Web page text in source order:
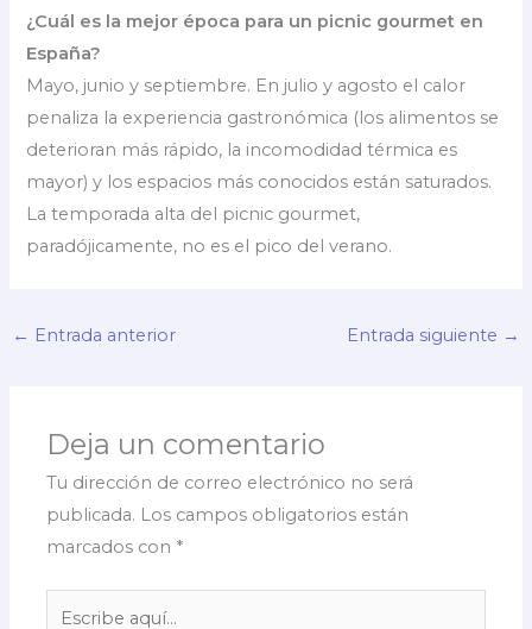
¿Cuál es la mejor época para un picnic gourmet en
España?
Mayo, junio y septiembre. En julio y agosto el calor
penaliza la experiencia gastronómica (los alimentos se
deterioran más rápido, la incomodidad térmica es
mayor) y los espacios más conocidos están saturados.
La temporada alta del picnic gourmet,
paradójicamente, no es el pico del verano.
← Entrada anterior Entrada siguiente →
Deja un comentario
Tu dirección de correo electrónico no será
publicada. Los campos obligatorios están
marcados con *